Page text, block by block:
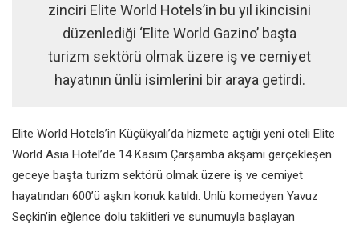
zinciri Elite World Hotels’in bu yıl ikincisini
düzenlediği ‘Elite World Gazino’ başta
turizm sektörü olmak üzere iş ve cemiyet
hayatının ünlü isimlerini bir araya getirdi.
Elite World Hotels’in Küçükyalı’da hizmete açtığı yeni oteli Elite
World Asia Hotel’de 14 Kasım Çarşamba akşamı gerçekleşen
geceye başta turizm sektörü olmak üzere iş ve cemiyet
hayatından 600’ü aşkın konuk katıldı. Ünlü komedyen Yavuz
Seçkin’in eğlence dolu taklitleri ve sunumuyla başlayan